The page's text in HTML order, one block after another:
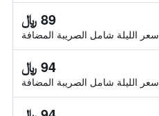
89 ﷼
سعر الليلة شامل الصريبة المضافة
94 ﷼
سعر الليلة شامل الصريبة المضافة